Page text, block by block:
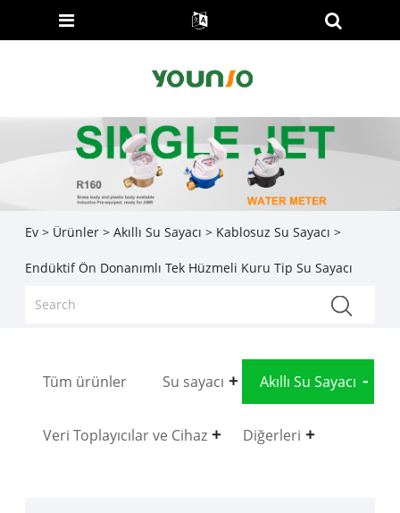
Ev > Ürünler> Akıllı Su Sayacı > Kablosuz Su Sayacı >
Endüktif Ön Donanımlı Tek Hüzmeli Kuru Tip Su Sayacı
Tüm ürünler Su sayacı Akıllı Su Sayacı
Veri Toplayıcılar ve Cihaz Diğerleri